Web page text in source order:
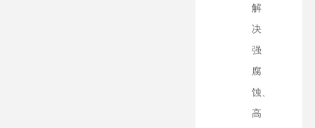
解
决
强
腐
蚀、
高